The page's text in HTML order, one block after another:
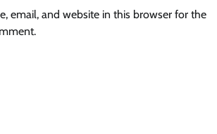
email, and website in this browser for the